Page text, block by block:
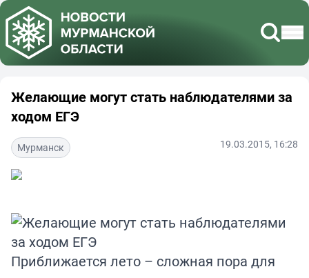
Желающие могут стать наблюдателями за
ходом ЕГЭ
Мурманск 19.03.2015, 16:28
Приближается лето – сложная пора для